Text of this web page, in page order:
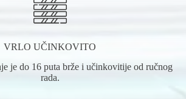
VRLO UČINKOVITO
je do 16 puta brže i učinkovitije od ručnog
rada.